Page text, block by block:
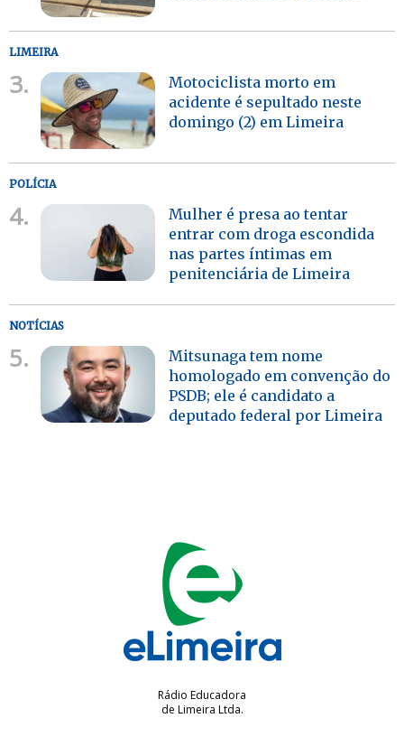
LIMEIRA
3.
Motociclista morto em
acidente é sepultado neste
domingo (2) em Limeira
POLÍCIA
4.
Mulher é presa ao tentar
entrar com droga escondida
nas partes íntimas em
penitenciária de Limeira
NOTÍCIAS
5.
Mitsunaga tem nome
homologado em convenção do
PSDB; ele é candidato a
deputado federal por Limeira
Rádio Educadora
de Limeira Ltda.